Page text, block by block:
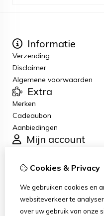
Informatie
Verzending
Disclaimer
Algemene voorwaarden
Extra
Merken
Cadeaubon
Aanbiedingen
Mijn account
Bestelhistorie
Klantenservice
Contact
Retourneren
Cookies & Privacy
We gebruiken cookies en
websiteverkeer te
over uw gebruik van onze